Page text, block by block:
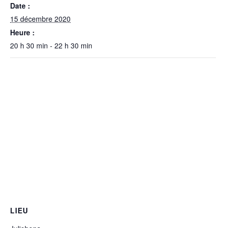
Date :
15 décembre 2020
Heure :
20 h 30 min - 22 h 30 min
LIEU